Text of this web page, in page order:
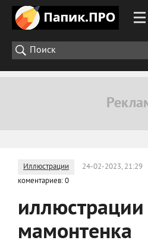
Иллюстрации 24-02-2023, 21:29
коментариев: 0
мамонтенка